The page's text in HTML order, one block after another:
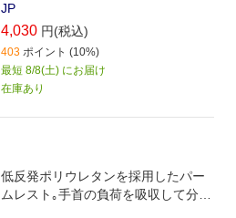
JP
4,030 円(税込)
403 ポイント (10%)
最短 8/8(土) にお届け
在庫あり
低反発ポリウレタンを採用したパー
ムレスト｡手首の負荷を吸収して分